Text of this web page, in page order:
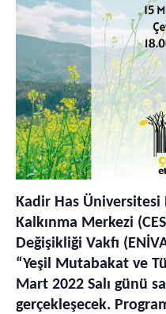
Kadir Has
Kalkınma Merkezi
Değişikliği Vakfı
“Yeşil Mutabakat ve
Mart 2022 Salı günü
gerçekleşecek.